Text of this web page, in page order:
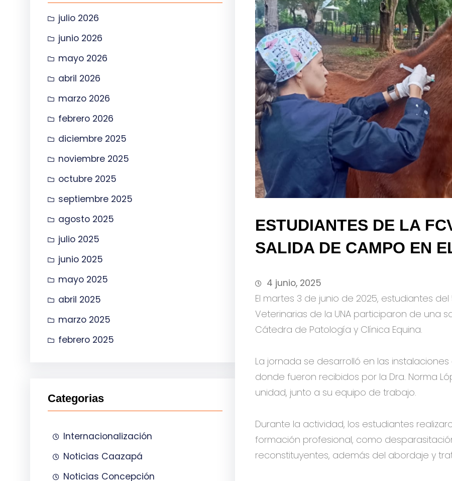
julio 2026
junio 2026
mayo 2026
abril 2026
marzo 2026
febrero 2026
diciembre 2025
noviembre 2025
octubre 2025
septiembre 2025
agosto 2025
julio 2025
junio 2025
mayo 2025
abril 2025
marzo 2025
febrero 2025
Categorias
Internacionalización
Noticias Caazapá
Noticias Concepción
ESTUDIANTES DE LA
SALIDA DE CAMPO EN
4 junio, 2025
El martes 3 de junio de 2025, estudiantes
Veterinarias de la UNA participaron de una
Cátedra de Patología y Clínica Equina.
La jornada se desarrolló en las instalaciones
donde fueron recibidos por la Dra. Norma
unidad, junto a su equipo de trabajo.
Durante la actividad, los estudiantes
formación profesional, como
reconstituyentes, además del abordaje y